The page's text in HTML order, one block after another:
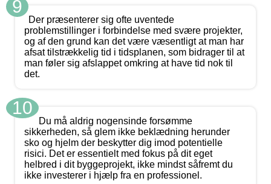
9
Der præsenterer sig ofte uventede
problemstillinger i forbindelse med svære projekter,
og af den grund kan det være væsentligt at man har
afsat tilstrækkelig tid i tidsplanen, som bidrager til at
man føler sig afslappet omkring at have tid nok til
det.
10
Du må aldrig nogensinde forsømme
sikkerheden, så glem ikke beklædning herunder
sko og hjelm der beskytter dig imod potentielle
risici. Det er essentielt med fokus på dit eget
helbred i dit byggeprojekt, ikke mindst såfremt du
ikke investerer i hjælp fra en professionel.